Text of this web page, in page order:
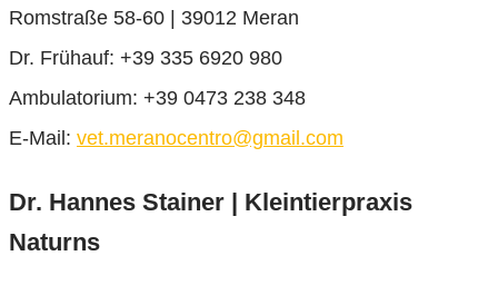
Romstraße 58-60 | 39012 Meran
Dr. Frühauf: +39 335 6920 980
Ambulatorium: +39 0473 238 348
E-Mail: vet.meranocentro@gmail.com
Dr. Hannes Stainer | Kleintierpraxis
Naturns